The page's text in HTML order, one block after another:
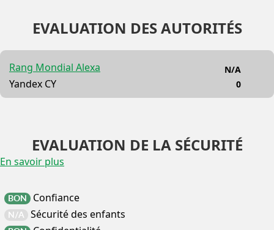
EVALUATION DES AUTORITÉS
Rang Mondial Alexa
Yandex CY
N/A
0
EVALUATION DE LA SÉCURITÉ
En savoir plus
BON Confiance
N/A Sécurité des enfants